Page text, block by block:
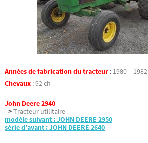
Années de fabrication du tracteur : 1980 – 1982
Chevaux :92 ch
John Deere 2940
–>Tracteur utilitaire
modèle suivant : JOHN DEERE 2950
série d’avant : JOHN DEERE 2640